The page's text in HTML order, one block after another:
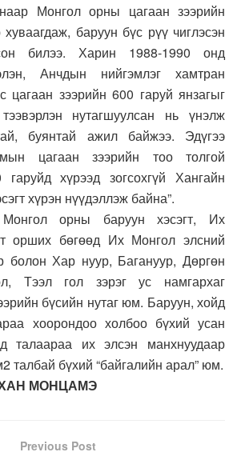
Монгол орны цагаан зээрийн
баруун бүс рүү чиглэсэн
билээ. Харин 1988-1990 онд
Анчдын нийгэмлэг хамтран
цагаан зээрийн 600 гаруй янзагыг
нутагшуулсан нь үнэлж
буянтай ажил байжээ. Эдүгээ
цагаан зээрийн тоо толгой
хүрээд зогсохгүй Хангайн
хүрэн нүүдэллэж байна”.
орны баруун хэсэгт, Их
орших бөгөөд Их Монгол элсний
болон Хар нуур, Багануур, Дөргөн
Тээл гол зэрэг ус намгархаг
бүсийн нутаг юм. Баруун, хойд
хоорондоо холбоо бүхий усан
талаараа их элсэн манхнуудаар
талбай бүхий “байгалийн арал” юм.
МОНЦАМЭ
Previous Post